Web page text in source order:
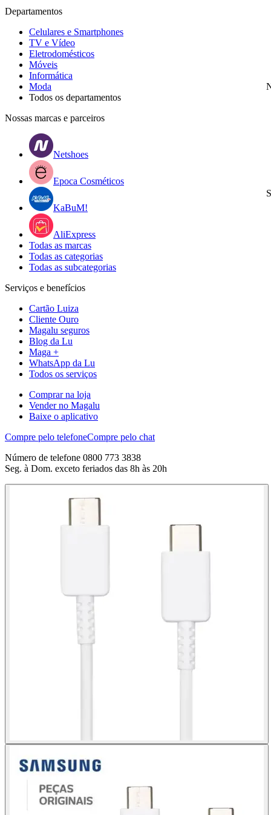
Departamentos
Celulares e Smartphones
TV e Vídeo
Eletrodomésticos
Móveis
Informática
Moda
Todos os departamentos
Nossas marcas e parceiros
Netshoes
Epoca Cosméticos
KaBuM!
AliExpress
Todas as marcas
Todas as categorias
Todas as subcategorias
Serviços e benefícios
Cartão Luiza
Cliente Ouro
Magalu seguros
Blog da Lu
Maga +
WhatsApp da Lu
Todos os serviços
Comprar na loja
Vender no Magalu
Baixe o aplicativo
Compre pelo telefoneCompre pelo chat
Número de telefone 0800 773 3838
Seg. à Dom. exceto feriados das 8h às 20h